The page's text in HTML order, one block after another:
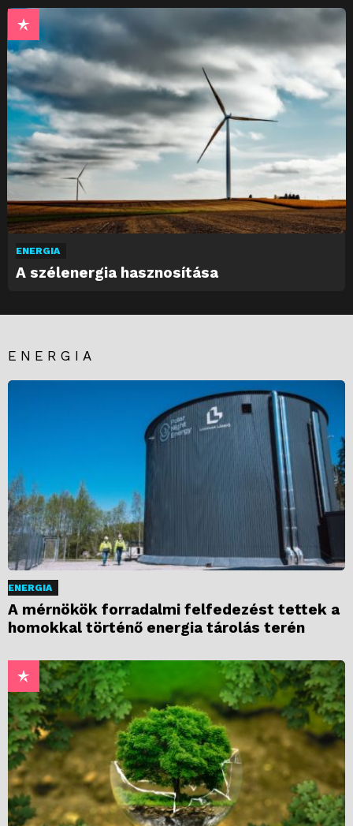
ENERGIA
A szélenergia hasznosítása
ENERGIA
ENERGIA
A mérnökök forradalmi felfedezést tettek a
homokkal történő energia tárolás terén